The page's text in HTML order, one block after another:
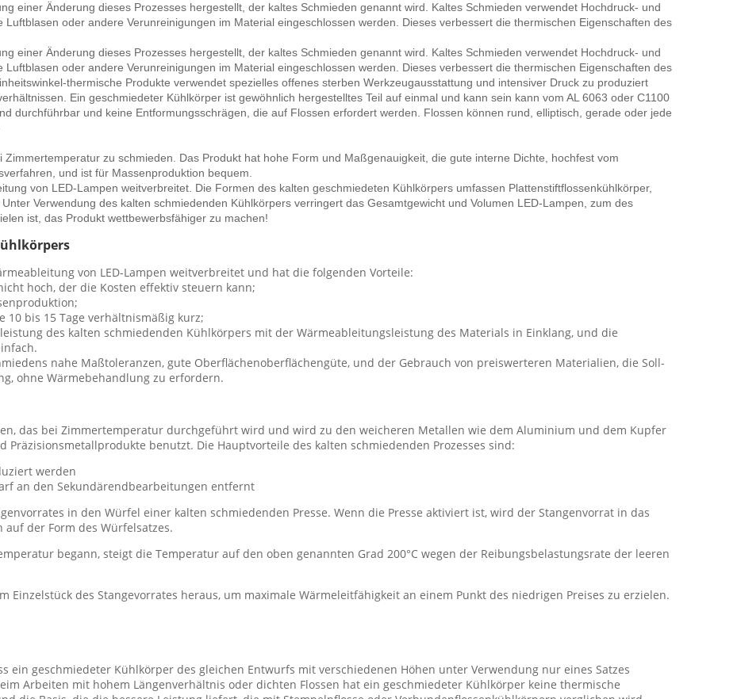
einer Änderung dieses Prozesses hergestellt, der kaltes Schmieden genannt wird. Kaltes Schmieden verwendet Hochdruck- und
oder andere Verunreinigungen im Material eingeschlossen werden. Dieses verbessert die thermischen Eigenschaften des
einer Änderung dieses Prozesses hergestellt, der kaltes Schmieden genannt wird. Kaltes Schmieden verwendet Hochdruck- und
oder andere Verunreinigungen im Material eingeschlossen werden. Dieses verbessert die thermischen Eigenschaften des
thermische Produkte verwendet spezielles offenes sterben Werkzeugausstattung und intensiver Druck zu produziert
Ein geschmiedeter Kühlkörper ist gewöhnlich hergestelltes Teil auf einmal und kann sein kann vom AL 6063 oder C1100
durchführbar und keine Entformungsschrägen, die auf Flossen erfordert werden. Flossen können rund, elliptisch, gerade oder jede
zu schmieden. Das Produkt hat hohe Form und Maßgenauigkeit, die gute interne Dichte, hochfest vom
und ist für Massenproduktion bequem.
von LED-Lampen weitverbreitet. Die Formen des kalten geschmiedeten Kühlkörpers umfassen Plattenstiftflossenkühlkörper,
Verwendung des kalten schmiedenden Kühlkörpers verringert das Gesamtgewicht und Volumen LED-Lampen, zum des
ist, das Produkt wettbewerbsfähiger zu machen!
von LED-Lampen weitverbreitet und hat die folgenden Vorteile:
hoch, der die Kosten effektiv steuern kann;
10 bis 15 Tage verhältnismäßig kurz;
des kalten schmiedenden Kühlkörpers mit der Wärmeableitungsleistung des Materials in Einklang, und die
nahe Maßtoleranzen, gute Oberflächenoberflächengüte, und der Gebrauch von preiswerteren Materialien, die Soll-
ohne Wärmebehandlung zu erfordern.
das bei Zimmertemperatur durchgeführt wird und wird zu den weicheren Metallen wie dem Aluminium und dem Kupfer
Präzisionsmetallprodukte benutzt. Die Hauptvorteile des kalten schmiedenden Prozesses sind:
werden
an den Sekundärendbearbeitungen entfernt
in den Würfel einer kalten schmiedenden Presse. Wenn die Presse aktiviert ist, wird der Stangenvorrat in das
auf der Form des Würfelsatzes.
begann, steigt die Temperatur auf den oben genannten Grad 200°C wegen der Reibungsbelastungsrate der leeren
Einzelstück des Stangevorrates heraus, um maximale Wärmeleitfähigkeit an einem Punkt des niedrigen Preises zu erzielen.
ein geschmiedeter Kühlkörper des gleichen Entwurfs mit verschiedenen Höhen unter Verwendung nur eines Satzes
Arbeiten mit hohem Längenverhältnis oder dichten Flossen hat ein geschmiedeter Kühlkörper keine thermische